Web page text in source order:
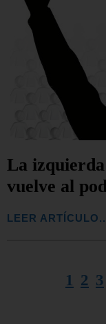
La
vuelve al
LEER
1 2 3